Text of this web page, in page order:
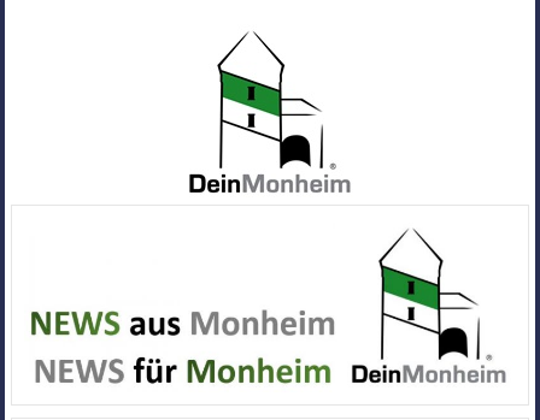
Alle
News